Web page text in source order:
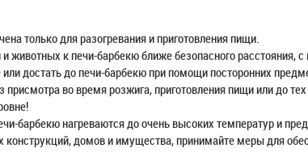
только для разогревания и приготовления пищи.
животных к печи-барбекю ближе безопасного расстояния, с
или достать до печи-барбекю при помощи посторонних
присмотра во время розжига, приготовления пищи или до
барбекю нагреваются до очень высоких температур и
домов и имущества, принимайте меры для